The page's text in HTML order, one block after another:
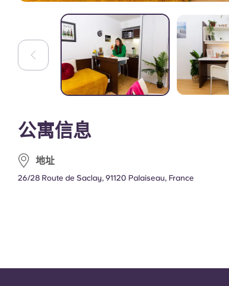
公寓信息
地址
26/28 Route de Saclay, 91120 Palaiseau, France